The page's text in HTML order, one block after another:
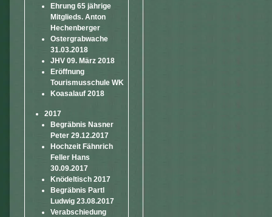
Ehrung 65 jährige
Mitglieds. Anton
Hechenberger
Ostergrabwache
31.03.2018
JHV 09. März 2018
Eröffnung
Tourismusschule WK
Koasalauf 2018
2017
Begräbnis Nasner
Peter 29.12.2017
Hochzeit Fähnrich
Feller Hans
30.09.2017
Knödeltisch 2017
Begräbnis Partl
Ludwig 23.08.2017
Verabschiedung